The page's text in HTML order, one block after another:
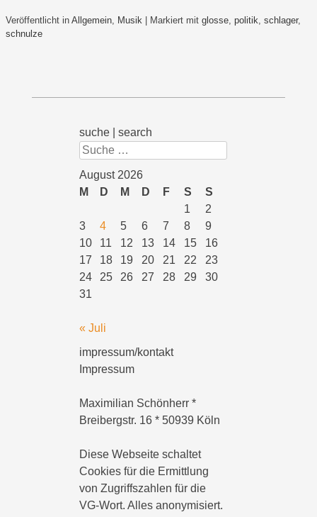
Veröffentlicht in Allgemein Musik | Markiert mit glosse politik schlager,
schnulze
suche | search
Suchen
August 2026
M
D M D F S
S
1
2
3
4 5 6 7 8
9
10
11 12 13 14 15
16
17
18 19 20 21 22
23
24
25 26 27 28 29
30
31
« Juli
impressum/kontakt
Impressum
Maximilian Schönherr *
Breibergstr. 16 * 50939 Köln
Diese Webseite schaltet
Cookies für die Ermittlung
von Zugriffszahlen für die
VG-Wort. Alles anonymisiert.